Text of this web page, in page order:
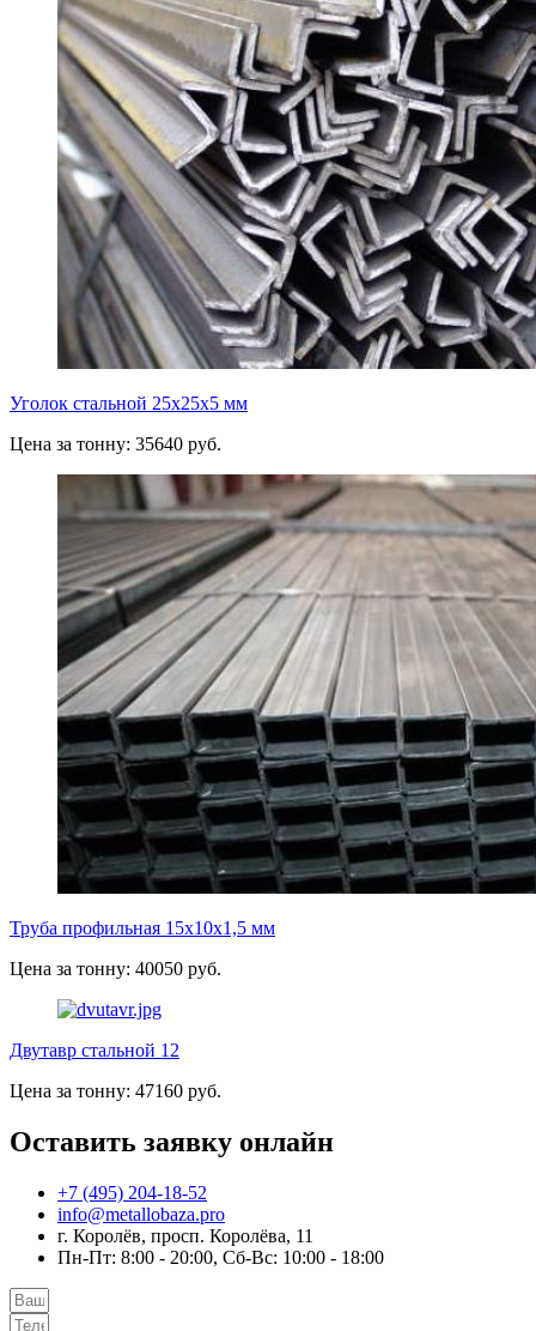
Уголок стальной 25х25х5 мм
Цена за тонну: 35640 руб.
Труба профильная 15х10х1,5 мм
Цена за тонну: 40050 руб.
Двутавр стальной 12
Цена за тонну: 47160 руб.
Оставить заявку онлайн
+7 (495) 204-18-52
info@metallobaza.pro
г. Королёв, просп. Королёва, 11
Пн-Пт: 8:00 - 20:00, Сб-Вс: 10:00 - 18:00